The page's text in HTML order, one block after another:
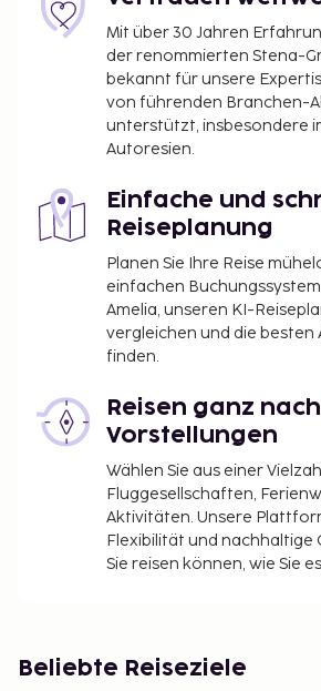
ein Restaurant mit köstlichen
Gebühr für den
pro Fahrzeug
Die oben aufgeführte Liste
alle Informationen. Gebühren und
ändern.
Mit über 30 Jahren
der renommierten Stena-
bekannt für unsere
von führenden Branchen-
unterstützt, insbesondere
Autoresien.
Einfache und
Reiseplanung
Planen Sie Ihre Reise
einfachen
Amelia, unseren KI-
vergleichen und die besten
finden.
Reisen ganz
Vorstellungen
Wählen Sie aus einer
Fluggesellschaften,
Aktivitäten. Unsere
Flexibilität und nachhaltige
Sie reisen können, wie Sie
Beliebte Reiseziele